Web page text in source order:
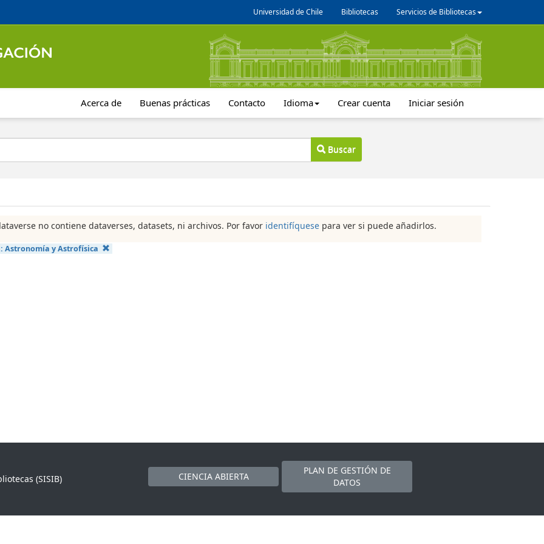
Universidad de Chile Bibliotecas Servicios de Bibliotecas
Acerca de Buenas prácticas Contacto Idioma Crear cuenta Iniciar sesión
Buscar
no contiene dataverses, datasets, ni archivos. Por favor identifíquese para ver si puede añadirlos.
Astronomía y Astrofísica
(SISIB)
CIENCIA ABIERTA
PLAN DE GESTIÓN DE
DATOS